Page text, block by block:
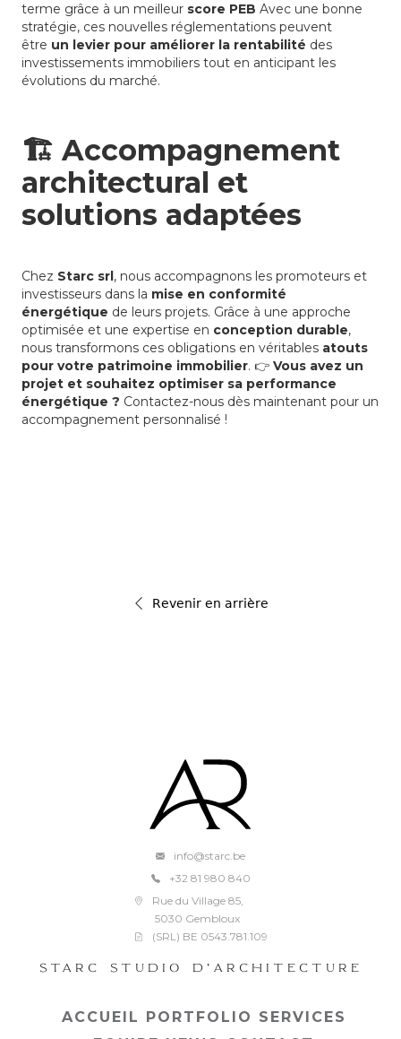
terme grâce à un meilleur score PEB Avec une bonne
stratégie, ces nouvelles réglementations peuvent
être un levier pour améliorer la rentabilité des
investissements immobiliers tout en anticipant les
évolutions du marché.
🏗 Accompagnement
architectural et
solutions adaptées
Chez Starc srl, nous accompagnons les promoteurs et
investisseurs dans la mise en conformité
énergétique de leurs projets. Grâce à une approche
optimisée et une expertise en conception durable,
nous transformons ces obligations en véritables atouts
pour votre patrimoine immobilier. 👉 Vous avez un
projet et souhaitez optimiser sa performance
énergétique ? Contactez-nous dès maintenant pour un
accompagnement personnalisé !
Revenir en arrière
info@starc.be
+32 81 980 840
Rue du Village 85,
5030 Gembloux
(SRL) BE 0543.781.109
STARC STUDIO D'ARCHITECTURE
ACCUEIL PORTFOLIO SERVICES